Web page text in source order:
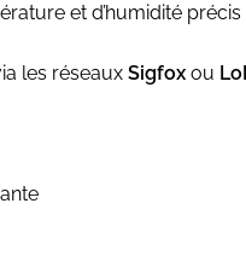
et d’humidité
les réseaux Sigfox ou